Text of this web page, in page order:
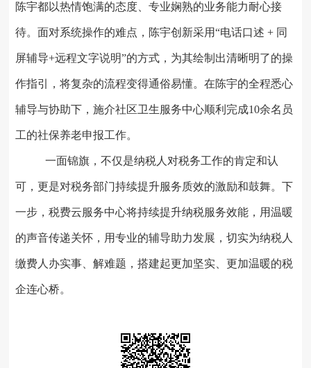
陈宇都以热情饱满的态度、专业娴熟的业务能力耐心接
待。面对系统操作的难点，陈宇创新采用“电话口述 + 同
屏辅导+远程文字说明”的方式，为其绘制出清晰明了的操
作指引，将复杂的流程变得通俗易懂。在陈宇的全程悉心
辅导与协助下，施介社区卫生服务中心顺利完成10余名员
工的社保养老申报工作。
一面锦旗，不仅是纳税人 对税务工作的肯定和认
可， 更是对税务部门持续提升服务质效的激励和鼓舞。下
一步， 税费云服务中心将持续提升纳税服务效能，用温暖
的声音传递关怀，用专业的辅导助力发展 ，切实为纳税人
缴费人办实事、解难题，搭建起更加坚实、更加温暖的税
企连心桥。